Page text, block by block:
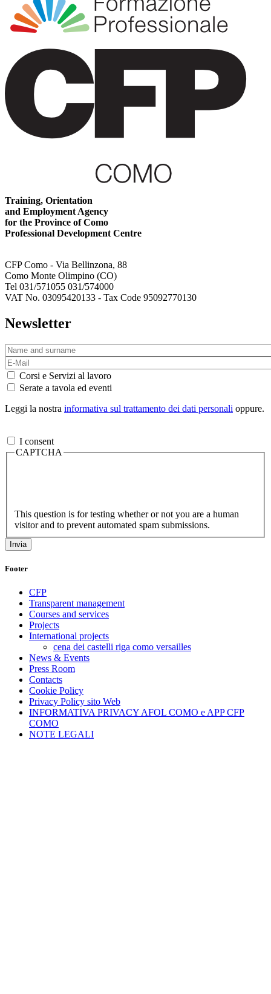
Training, Orientation
and Employment Agency
for the Province of Como
Professional Development Centre
CFP Como - Via Bellinzona, 88
Como Monte Olimpino (CO)
Tel 031/571055 031/574000
VAT No. 03095420133 - Tax Code 95092770130
Newsletter
Corsi e Servizi al lavoro
Serate a tavola ed eventi
Leggi la nostra informativa sul trattamento dei dati personali oppure.
I consent
CAPTCHA
This question is for testing whether or not you are a human
visitor and to prevent automated spam submissions.
Footer
CFP
Transparent management
Courses and services
Projects
International projects
cena dei castelli riga como versailles
News & Events
Press Room
Contacts
Cookie Policy
Privacy Policy sito Web
INFORMATIVA PRIVACY AFOL COMO e APP CFP
COMO
NOTE LEGALI